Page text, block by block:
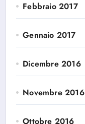
Febbraio 2017
Gennaio 2017
Dicembre 2016
Novembre 2016
Ottobre 2016